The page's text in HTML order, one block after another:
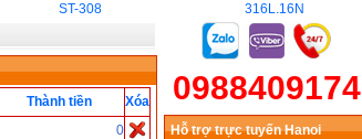
ST-308
316L.16N
Thành tiền
Xóa
0
0988409174
Hỗ trợ trực tuyến Hanoi